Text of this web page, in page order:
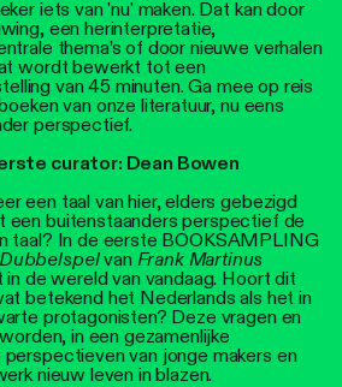
iets van 'nu' maken. Dat kan door
een herinterpretatie,
thema’s of door nieuwe verhalen
wordt bewerkt tot een
van 45 minuten. Ga mee op reis
van onze literatuur, nu eens
perspectief.
curator: Dean Bowen
een taal van hier, elders gebezigd
een buitenstaanders perspectief de
taal? In de eerste BOOKSAMPLING
Dubbelspelvan Frank Martinus
in de wereld van vandaag. Hoort dit
betekend het Nederlands als het in
protagonisten? Deze vragen en
in een gezamenlijke
van jonge makers en
nieuw leven in blazen.